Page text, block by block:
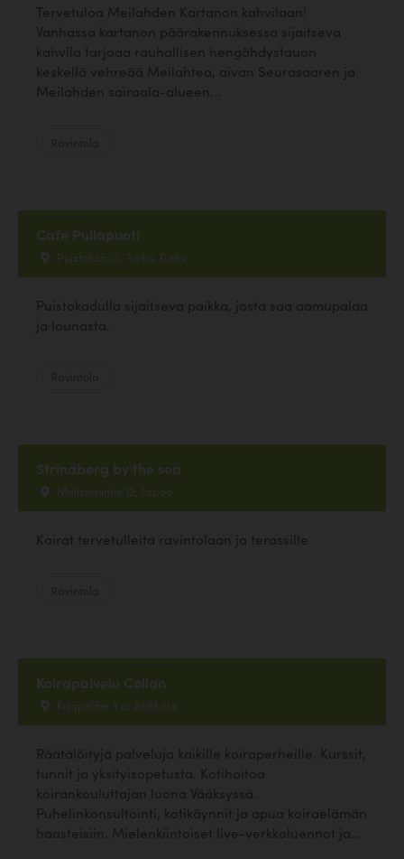
Tervetuloa Meilahden Kartanon kahvilaan!
Vanhassa kartanon päärakennuksessa sijaitseva
kahvila tarjoaa rauhallisen hengähdystauon
keskellä vehreää Meilahtea, aivan Seurasaaren ja
Meilahden sairaala-alueen...
Cafe Pullapuoti
Puistokatu 3, Turku, Turku
Puistokadulla sijaitseva paikka, josta saa aamupalaa
ja lounasta.
Strindberg by the sea
Mellstenintie 12, Espoo
Koirat tervetulleita ravintolaan ja terassille
Koirapalvelu Collan
Kaapelitie 3 a, Asikkala
Räätälöityjä palveluja kaikille koiraperheille. Kurssit,
tunnit ja yksityisopetusta. Kotihoitoa
koirankouluttajan luona Vääksyssä.
Puhelinkonsultointi, kotikäynnit ja apua koiraelämän
haasteisiin. Mielenkiintoiset live-verkkoluennot ja...